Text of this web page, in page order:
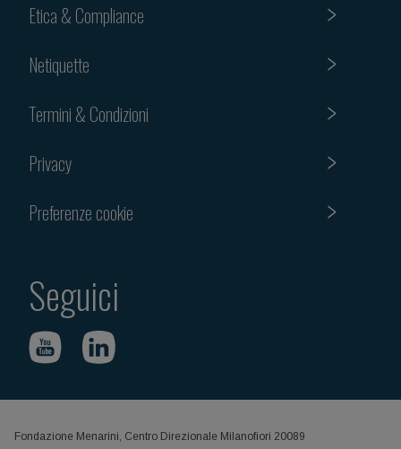
Etica & Compliance
Netiquette
Termini & Condizioni
Privacy
Preferenze cookie
Seguici
Fondazione Menarini, Centro Direzionale Milanofiori 20089